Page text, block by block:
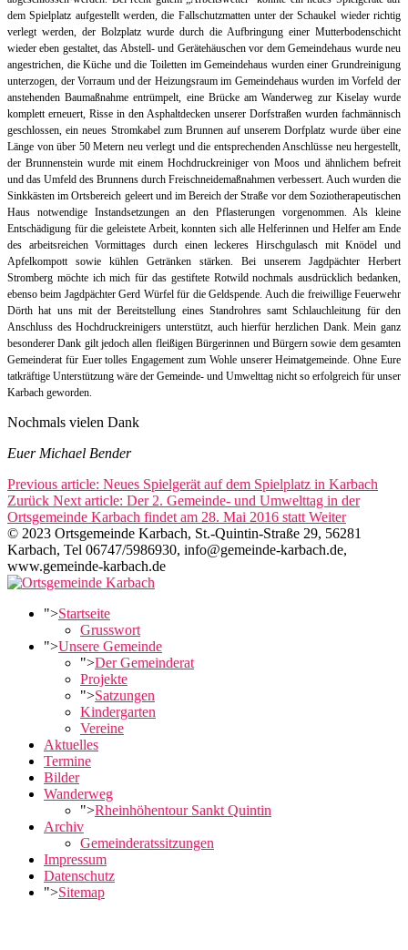
dem Spielplatz aufgestellt werden, die Fallschutzmatten unter der Schaukel wieder richtig
verlegt werden, der Bolzplatz wurde durch die Aufbringung einer Mutterbodenschicht
wieder eben gestaltet, das Abstell- und Gerätehäuschenvor dem Gemeindehaus wurde neu
angestrichen, die Küche und die Toiletten im Gemeindehaus wurden einer Grundreinigung
unterzogen, der Vorraum und der Heizungsraum im Gemeindehaus wurden im Vorfeld der
anstehenden Baumaßnahme entrümpelt, eine Brücke am Wanderweg zur Kiselay wurde
komplett erneuert, Risse in den Asphaltdecken unserer Dorfstraßen wurden fachmännisch
geschlossen, ein neues Stromkabel zum Brunnen auf unserem Dorfplatz wurde über eine
Länge von über 50 Metern neu verlegt und die entsprechenden Anschlüsse neu hergestellt,
der Brunnenstein wurde mit einem Hochdruckreiniger von Moos und ähnlichem befreit
und das Umfeld des Brunnens durch Freischneidemaßnahmen verbessert. Auch wurden die
Sinkkästen im Ortsbereich geleert und im Bereich der Straße vor dem Soziotherapeutischen
Haus notwendige Instandsetzungen an den Pflasterungen vorgenommen. Als kleine
Entschädigung für die geleistete Arbeit, konnten sich alle Helferinnen und Helfer am Ende
des arbeitsreichen Vormittages durch einen leckeres Hirschgulasch mit Knödel und
Apfelkompott sowie kühlen Getränken stärken. Bei unserem Jagdpächter Herbert
Stromberg möchte ich mich für das gestiftete Rotwild nochmals ausdrücklich bedanken,
ebenso beim Jagdpächter Gerd Würfel für die Geldspende. Auch die freiwillige Feuerwehr
Dörth hat uns mit der Bereitstellung eines Standrohres samt Schlauchleitung für den
Anschluss des Hochdruckreinigers unterstützt, auch hierfür herzlichen Dank. Mein ganz
besonderer Dank gilt jedoch allen fleißigen Bürgerinnen und Bürgern sowie dem gesamten
Gemeinderat für Euer tolles Engagement zum Wohle unserer Heimatgemeinde. Ohne Eure
tatkräftige Unterstützung wäre der Gemeinde- und Umwelttag nicht so erfolgreich für unser
Karbach geworden.
Nochmals vielen Dank
Euer Michael Bender
Previous article: Neues Spielgerät auf dem Spielplatz in Karbach
Zurück Next article: Der 2. Gemeinde- und Umwelttag in der
Ortsgemeinde Karbach findet am 28. Mai 2016 statt Weiter
© 2023 Ortsgemeinde Karbach, St.-Quintin-Straße 29, 56281
Karbach, Tel 06747/5986930, info@gemeinde-karbach.de,
www.gemeinde-karbach.de
">Startseite
Grusswort
">Unsere Gemeinde
">Der Gemeinderat
Projekte
">Satzungen
Kindergarten
Vereine
Aktuelles
Termine
Bilder
Wanderweg
">Rheinhöhentour Sankt Quintin
Archiv
Gemeinderatssitzungen
Impressum
Datenschutz
">Sitemap